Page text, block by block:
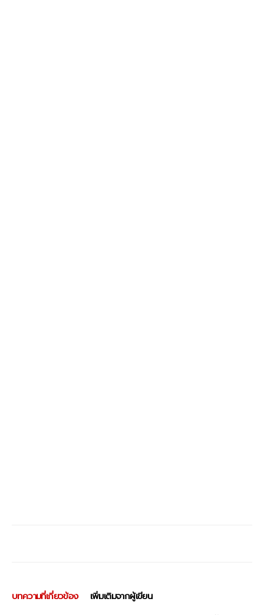
บทความที่เกี่ยวข้อง เพิ่มเติมจากผู้เขียน